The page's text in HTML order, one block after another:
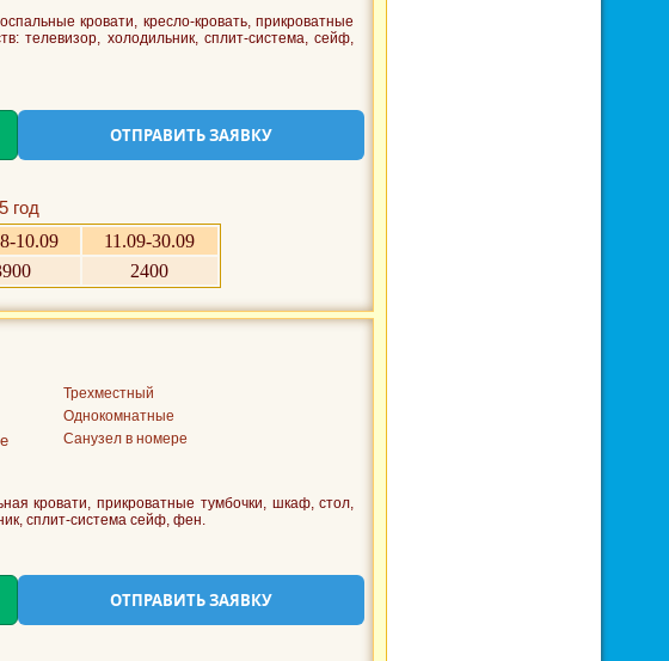
кровати, кресло-кровать, прикроватные
телевизор, холодильник, сплит-система, сейф,
ОТПРАВИТЬ ЗАЯВКУ
год
10.09
11.09-30.09
2400
Трехместный
Однокомнатные
Санузел в номере
кровати, прикроватные тумбочки, шкаф, стол,
сплит-система сейф, фен.
ОТПРАВИТЬ ЗАЯВКУ